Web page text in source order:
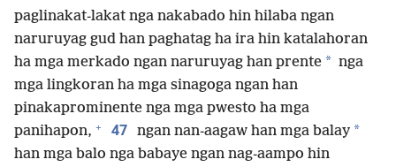
paglinakat-lakat nga nakabado hin hilaba ngan
naruruyag gud han paghatag ha ira hin katalahoran
ha mga merkado ngan naruruyag han prente * nga
mga lingkoran ha mga sinagoga ngan han
pinakaprominente nga mga pwesto ha mga
panihapon, + 47 ngan nan-aagaw han mga balay *
han mga balo nga babaye ngan nag-aampo hin